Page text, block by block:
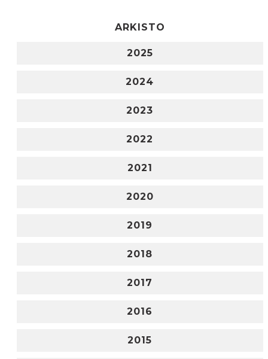
ARKISTO
2025
2024
2023
2022
2021
2020
2019
2018
2017
2016
2015